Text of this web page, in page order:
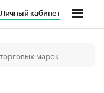
Личный кабинет